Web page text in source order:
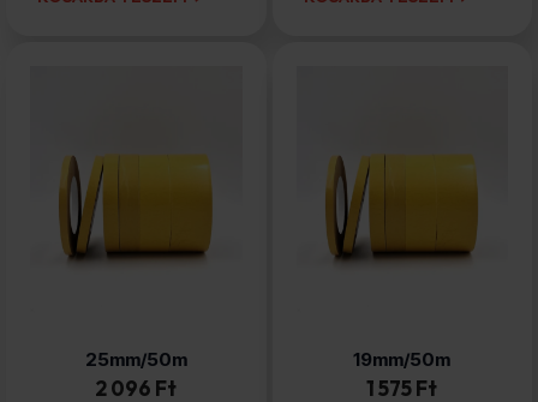
mennyiség mennyiség
25mm/50m
2 096 Ft
19mm/50m
1 575 Ft